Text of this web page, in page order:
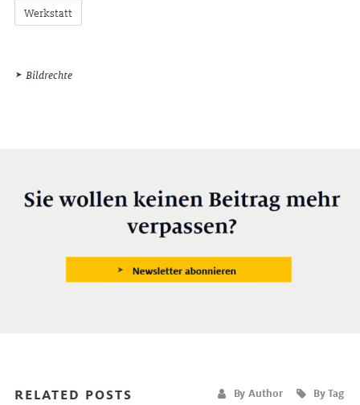
Werkstatt
Bildrechte
RELATED POSTS By Author By Tag